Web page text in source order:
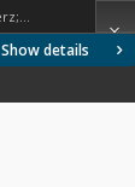
Show details
Wóycicki, Kazimierz; Pomianowski, Karol